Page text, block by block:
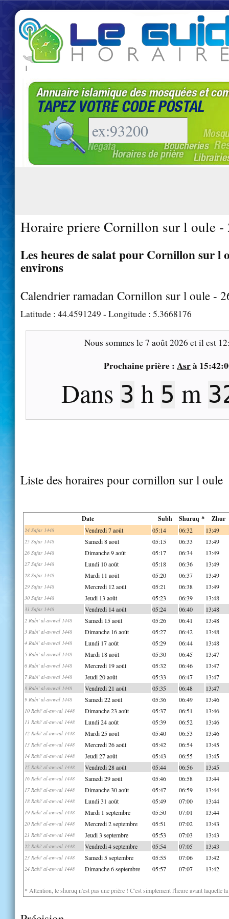
|
Horaire priere Cornillon sur l oule -
Les heures de salat pour Cornillon sur l
environs
Calendrier ramadan Cornillon sur l oule -
Latitude : 44.4591249 - Longitude : 5.3668176
Nous sommes le7 août 2026 et il est
Prochaine prière : Asrà
Dans 3 h 5 m
Liste des horaires pour cornillon sur l oule
Date Subh Shuruq * Zhur
24 Safar 1448 Vendredi 7 août 05:14 06:32 13:49
25 Safar 1448 Samedi 8 août 05:15 06:33 13:49
26 Safar 1448 Dimanche 9 août 05:17 06:34 13:49
27 Safar 1448 Lundi 10 août 05:18 06:36 13:49
28 Safar 1448 Mardi 11 août 05:20 06:37 13:49
29 Safar 1448 Mercredi 12 août 05:21 06:38 13:49
30 Safar 1448 Jeudi 13 août 05:23 06:39 13:48
31 Safar 1448 Vendredi 14 août 05:24 06:40 13:48
2 Rabi' al-awwal 1448 Samedi 15 août 05:26 06:41 13:48
3 Rabi' al-awwal 1448 Dimanche 16 août 05:27 06:42 13:48
4 Rabi' al-awwal 1448 Lundi 17 août 05:29 06:44 13:48
5 Rabi' al-awwal 1448 Mardi 18 août 05:30 06:45 13:47
6 Rabi' al-awwal 1448 Mercredi 19 août 05:32 06:46 13:47
7 Rabi' al-awwal 1448 Jeudi 20 août 05:33 06:47 13:47
8 Rabi' al-awwal 1448 Vendredi 21 août 05:35 06:48 13:47
9 Rabi' al-awwal 1448 Samedi 22 août 05:36 06:49 13:46
10 Rabi' al-awwal 1448 Dimanche 23 août 05:37 06:51 13:46
11 Rabi' al-awwal 1448 Lundi 24 août 05:39 06:52 13:46
12 Rabi' al-awwal 1448 Mardi 25 août 05:40 06:53 13:46
13 Rabi' al-awwal 1448 Mercredi 26 août 05:42 06:54 13:45
14 Rabi' al-awwal 1448 Jeudi 27 août 05:43 06:55 13:45
15 Rabi' al-awwal 1448 Vendredi 28 août 05:44 06:56 13:45
16 Rabi' al-awwal 1448 Samedi 29 août 05:46 06:58 13:44
17 Rabi' al-awwal 1448 Dimanche 30 août 05:47 06:59 13:44
18 Rabi' al-awwal 1448 Lundi 31 août 05:49 07:00 13:44
19 Rabi' al-awwal 1448 Mardi 1 septembre 05:50 07:01 13:44
20 Rabi' al-awwal 1448 Mercredi 2 septembre 05:51 07:02 13:43
21 Rabi' al-awwal 1448 Jeudi 3 septembre 05:53 07:03 13:43
22 Rabi' al-awwal 1448 Vendredi 4 septembre 05:54 07:05 13:43
23 Rabi' al-awwal 1448 Samedi 5 septembre 05:55 07:06 13:42
24 Rabi' al-awwal 1448 Dimanche 6 septembre 05:57 07:07 13:42
* Attention, le shuruq n'est pas une prière ! C'est simplement l'heure avant laquelle